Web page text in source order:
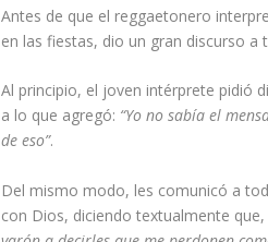
Antes de que el reggaetonero
en las fiestas, dio un gran discurso
Al principio, el joven intérprete pidió
a lo que agregó: “Yo no sabía el
de eso”.
Del mismo modo, les comunicó a
con Dios, diciendo textualmente que,